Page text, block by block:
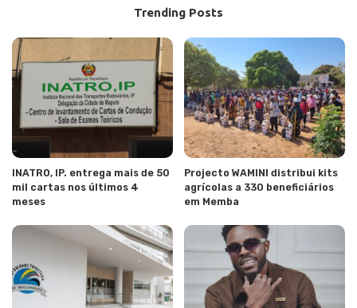
Trending Posts
INATRO, IP. entrega mais de 50
mil cartas nos últimos 4
meses
Projecto WAMINI distribui kits
agrícolas a 330 beneficiários
em Memba